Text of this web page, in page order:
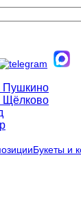
Пушкино
Щёлково
Букеты и